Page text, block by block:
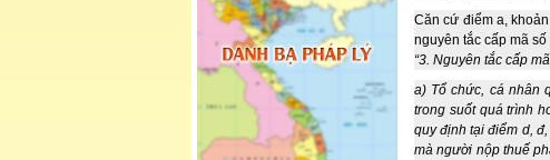
Căn cứ điểm a,
nguyên tắc cấp mã
“3. Nguyên tắc cấp
a) Tổ chức, cá nhân
trong suốt quá trình
quy định tại điểm d,
mà người nộp thuế